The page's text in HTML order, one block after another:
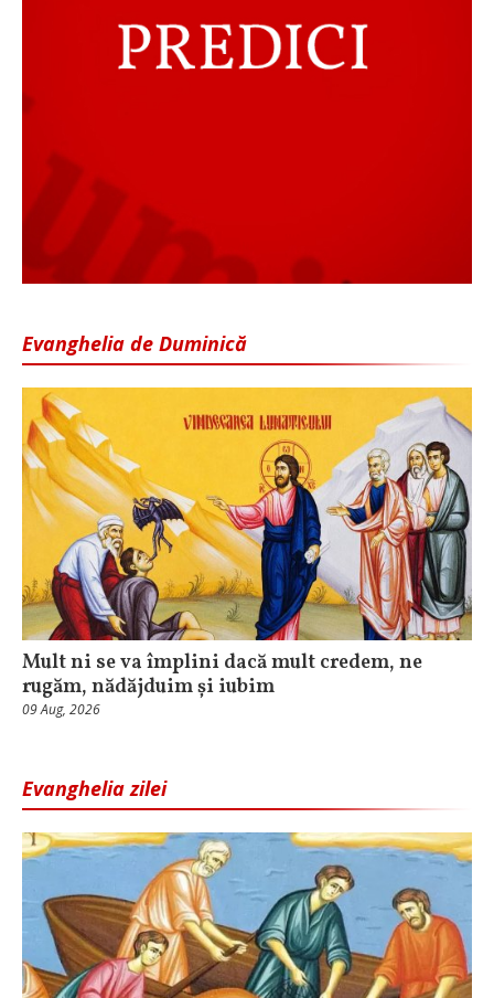
Evanghelia de Duminică
Mult ni se va împlini dacă mult credem, ne
rugăm, nădăjduim și iubim
09 Aug, 2026
Evanghelia zilei